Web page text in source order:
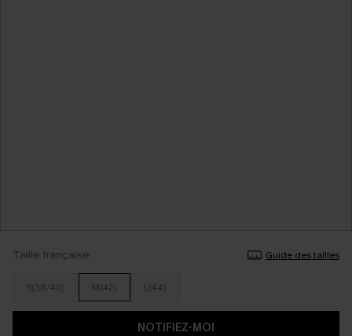
Taille française Guide des tailles
S(38/40) M(42) L(44)
NOTIFIEZ-MOI